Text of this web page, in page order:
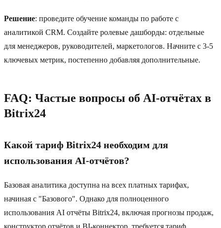
Решение: проведите обучение команды по работе с
аналитикой CRM. Создайте ролевые дашборды: отдельные
для менеджеров, руководителей, маркетологов. Начните с 3-5
ключевых метрик, постепенно добавляя дополнительные.
FAQ: Частые вопросы об AI-отчётах в
Bitrix24
Какой тариф Bitrix24 необходим для
использования AI-отчётов?
Базовая аналитика доступна на всех платных тарифах,
начиная с "Базового". Однако для полноценного
использования AI отчёты Bitrix24, включая прогнозы продаж,
конструктор отчётов и BI-коннектор, требуется тариф